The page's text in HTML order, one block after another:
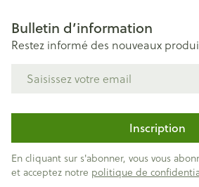
Bulletin d’information
Restez informé des nouveaux
Inscription
En cliquant sur s'abonner, vous vous
et acceptez notre politique de